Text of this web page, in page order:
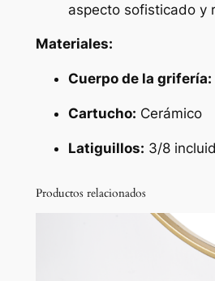
n
t
aspecto sofisticado y
Materiales:
Cuerpo de la grifería:
Cartucho: Cerámico
Latiguillos: 3/8
Productos relacionados